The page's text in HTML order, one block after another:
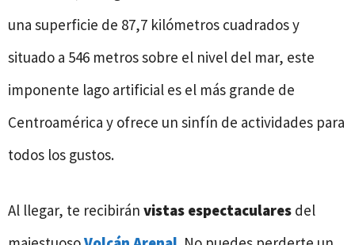
una superficie de 87,7 kilómetros cuadrados y
situado a 546 metros sobre el nivel del mar, este
imponente lago artificial es el más grande de
Centroamérica y ofrece un sinfín de actividades para
todos los gustos.
Al llegar, te recibirán vistas espectaculares del